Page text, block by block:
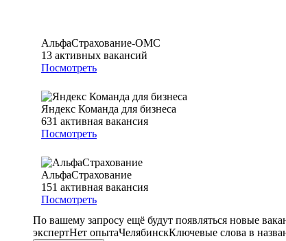
АльфаСтрахование-ОМС
13 активных вакансий
Посмотреть
Яндекс Команда для бизнеса
631 активная вакансия
Посмотреть
АльфаСтрахование
151 активная вакансия
Посмотреть
По вашему запросу ещё будут появляться новые
экспертНет опытаЧелябинскКлючевые слова в